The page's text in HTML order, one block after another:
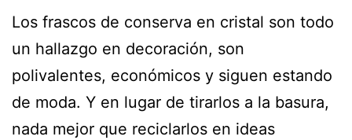
Los frascos de conserva en cristal son todo
un hallazgo en decoración, son
polivalentes, económicos y siguen estando
de moda. Y en lugar de tirarlos a la basura,
nada mejor que reciclarlos en ideas